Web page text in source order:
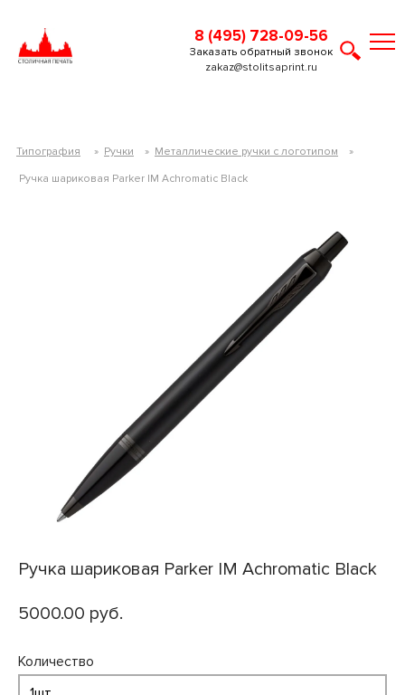
8 (495) 728-09-56
zakaz@stolitsaprint.ru
Заказать обратный звонок
Типография » Ручки » Металлические ручки с логотипом
»
Ручка шариковая Parker IM Achromatic Black
Ручка шариковая Parker IM Achromatic Black
5000.00 руб.
Количество